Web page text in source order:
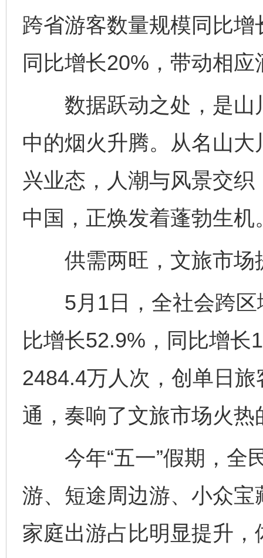
跨省游客数量规模同比
同比增长20%，带动相
数据跃动之处，是山
中的烟火升腾。从名山
兴业态，人潮与风景交
中国，正焕发着蓬勃生机
供需两旺，文旅市场
5月1日，全社会跨区
比增长52.9%，同比增长
2484.4万人次，创单日
通，奏响了文旅市场火热
今年“五一”假期，全
游、短途周边游、小众
家庭出游占比明显提升